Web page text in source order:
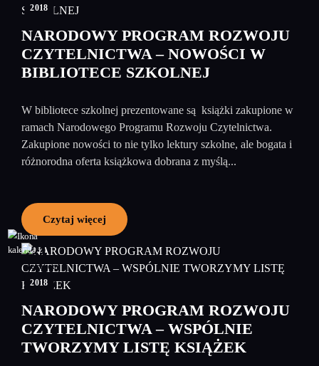
2018
NARODOWY PROGRAM ROZWOJU
CZYTELNICTWA – NOWOŚCI W
BIBLIOTECE SZKOLNEJ
W bibliotece szkolnej prezentowane są książki zakupione w
ramach Narodowego Programu Rozwoju Czytelnictwa.
Zakupione nowości to nie tylko lektury szkolne, ale bogata i
różnorodna oferta książkowa dobrana z myślą...
Czytaj więcej
21
czerwiec
2018
NARODOWY PROGRAM ROZWOJU
CZYTELNICTWA – WSPÓLNIE
TWORZYMY LISTĘ KSIĄŻEK